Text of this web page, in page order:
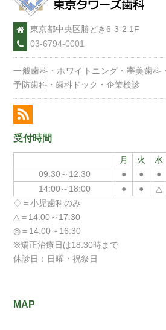
東京都中央区勝どき6-3-2 1F
03-6794-0001
一般歯科・ホワイトニング・審美歯科
予防歯科・歯科ドック・企業検診
受付時間
月 火 水
09:30～12:30
● ● ●
14:00～18:00
● ● △
♢＝小児歯科のみ
△＝14:00～17:30
◎＝14:00～16:30
※矯正治療日は18:30時まで
休診日：日曜・祝祭日
MAP